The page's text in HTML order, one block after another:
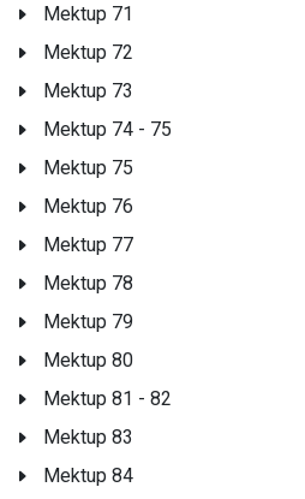
Mektup 71
Mektup 72
Mektup 73
Mektup 74 - 75
Mektup 75
Mektup 76
Mektup 77
Mektup 78
Mektup 79
Mektup 80
Mektup 81 - 82
Mektup 83
Mektup 84